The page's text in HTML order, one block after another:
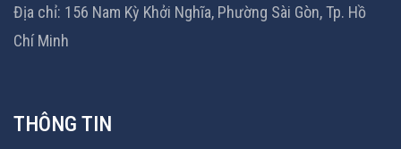
Địa chỉ: 156 Nam Kỳ Khởi Nghĩa, Phường Sài Gòn, Tp. Hồ
Chí Minh
THÔNG TIN